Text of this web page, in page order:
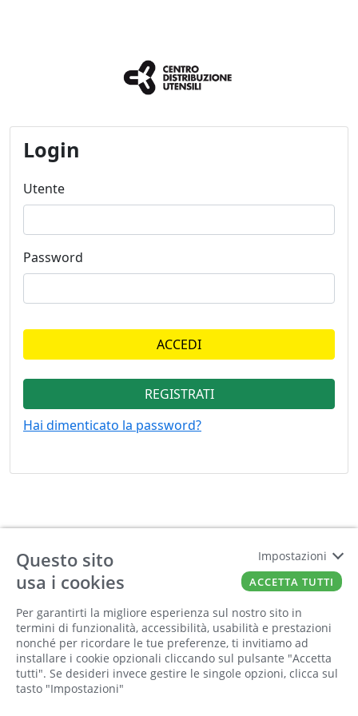
Sei interessato a entrare nel nostro gruppo?
Richiedi informazioni
Login
Utente
Password
ACCEDI
REGISTRATI
Hai dimenticato la password?
Questo sito
usa i cookies
Per garantirti la migliore esperienza sul nostro sito in
termini di funzionalità, accessibilità, usabilità e prestazioni
nonché per ricordare le tue preferenze, ti invitiamo ad
installare i cookie opzionali cliccando sul pulsante "Accetta
tutti". Se desideri invece gestire le singole opzioni, clicca sul
tasto "Impostazioni"
Impostazioni
ACCETTA TUTTI